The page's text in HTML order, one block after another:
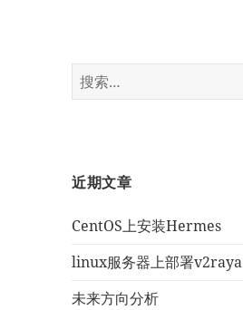
搜
索：
近期文章
CentOS上安装Hermes
linux服务器上部署v2raya
未来方向分析